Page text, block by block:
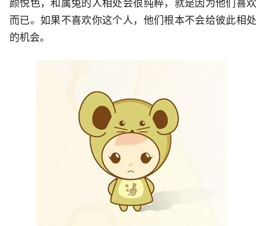
颜悦色，和属兔的人相处会很纯粹，就是因为他们喜欢
而已。如果不喜欢你这个人，他们根本不会给彼此相处
的机会。